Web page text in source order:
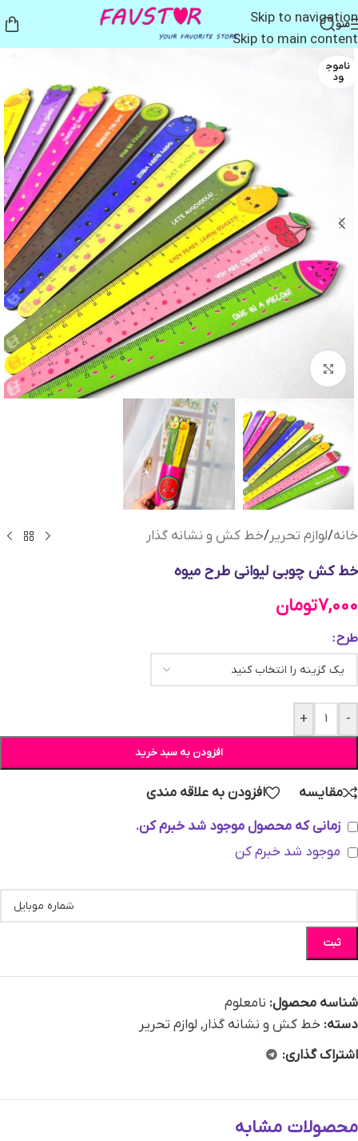
Skip to navigation
Skip to main content
منو
ناموج
ود
بزرگنمایی تصویر
خانه/لوازم تحریر/خط کش و نشانه گذار
خط کش چوبی لیوانی طرح میوه
7,000تومان
طرح
-
+
افزودن به سبد خرید
مقایسه
افزودن به علاقه مندی
زمانی که محصول موجود شد خبرم کن.
موجود شد خبرم کن
ثبت
شناسه محصول: نامعلوم
دسته: خط کش و نشانه گذار, لوازم تحریر
اشتراک گذاری:
محصولات مشابه